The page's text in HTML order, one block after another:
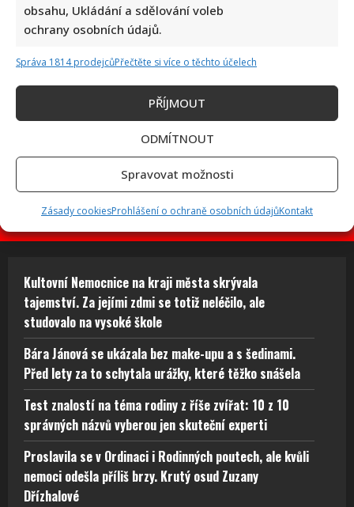
obsahu, Ukládání a sdělování voleb
ochrany osobních údajů.
Správa 1814 prodejcůPřečtěte si více o těchto účelech
PŘÍJMOUT
ODMÍTNOUT
Spravovat možnosti
Zásady cookiesProhlášení o ochraně osobních údajůKontakt
Jak bydlí Petr Švancara: Bývalý fotbalista má útulný dům s
moderní kuchyní a velkou zahradou
Kultovní Nemocnice na kraji města skrývala
tajemství. Za jejími zdmi se totiž neléčilo, ale
studovalo na vysoké škole
Bára Jánová se ukázala bez make-upu a s šedinami.
Před lety za to schytala urážky, které těžko snášela
Test znalostí na téma rodiny z říše zvířat: 10 z 10
správných názvů vyberou jen skuteční experti
Proslavila se v Ordinaci i Rodinných poutech, ale kvůli
nemoci odešla příliš brzy. Krutý osud Zuzany
Dřízhalové